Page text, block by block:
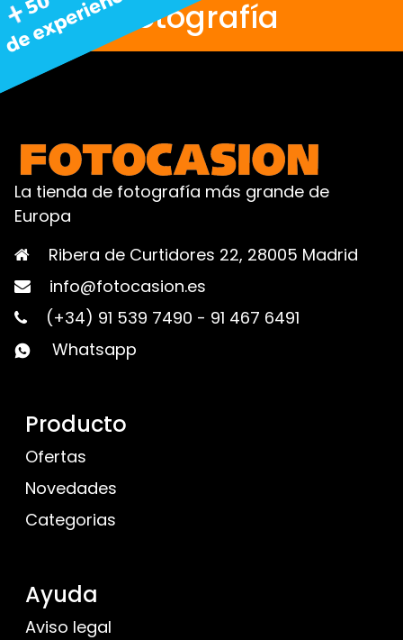
fotografía
La tienda de fotografía más grande de
Europa
Ribera de Curtidores 22, 28005 Madrid
info@fotocasion.es
(+34) 91 539 7490 - 91 467 6491
Whatsapp
Producto
Ofertas
Novedades
Categorias
Ayuda
Aviso legal